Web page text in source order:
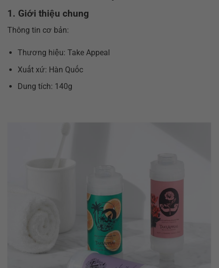
1. Giới thiệu chung
Thông tin cơ bản:
Thương hiệu: Take Appeal
Xuất xứ: Hàn Quốc
Dung tích: 140g